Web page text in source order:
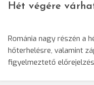
Hét végére
Románia nagy részén a
hőterhelésre, valamint
figyelmeztető